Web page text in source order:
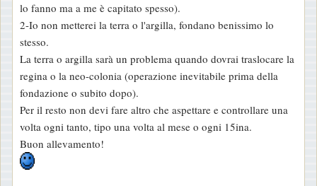
lo fanno ma a me è capitato spesso).
2-Io non metterei la terra o l'argilla, fondano benissimo lo
stesso.
La terra o argilla sarà un problema quando dovrai traslocare la
regina o la neo-colonia (operazione inevitabile prima della
fondazione o subito dopo).
Per il resto non devi fare altro che aspettare e controllare una
volta ogni tanto, tipo una volta al mese o ogni 15ina.
Buon allevamento!